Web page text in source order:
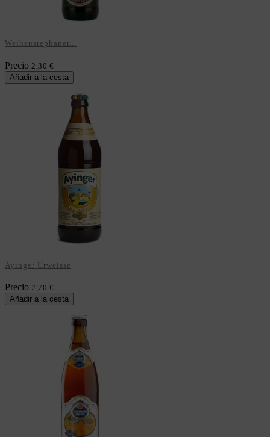
Weihenstephaner...
Precio 2,30 €
Añadir a la cesta
Ayinger Urweisse
Precio 2,70 €
Añadir a la cesta